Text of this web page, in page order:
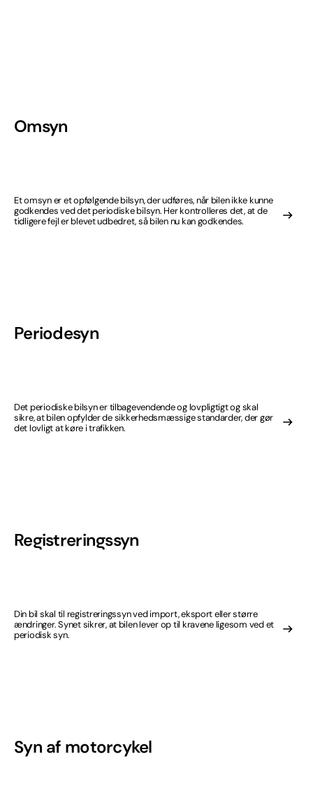
Omsyn
Et omsyn er et opfølgende bilsyn, der udføres, når bilen ikke kunne
godkendes ved det periodiske bilsyn. Her kontrolleres det, at de
tidligere fejl er blevet udbedret, så bilen nu kan godkendes.
Periodesyn
Det periodiske bilsyn er tilbagevendende og lovpligtigt og skal
sikre, at bilen opfylder de sikkerhedsmæssige standarder, der gør
det lovligt at køre i trafikken.
Registreringssyn
Din bil skal til registreringssyn ved import, eksport eller større
ændringer. Synet sikrer, at bilen lever op til kravene ligesom ved et
periodisk syn.
Syn af motorcykel